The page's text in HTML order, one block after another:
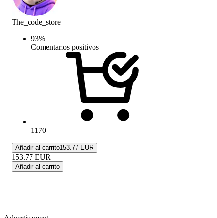
The_code_store
93%
Comentarios positivos
1170
Añadir al carrito153.77 EUR
153.77 EUR
Añadir al carrito